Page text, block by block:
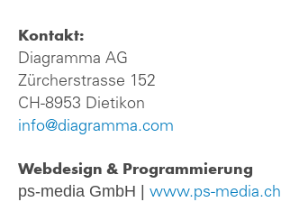
Kontakt:
Diagramma AG
Zürcherstrasse 152
CH-8953 Dietikon
info@diagramma.com
Webdesign & Programmierung
ps-media GmbH | www.ps-media.ch